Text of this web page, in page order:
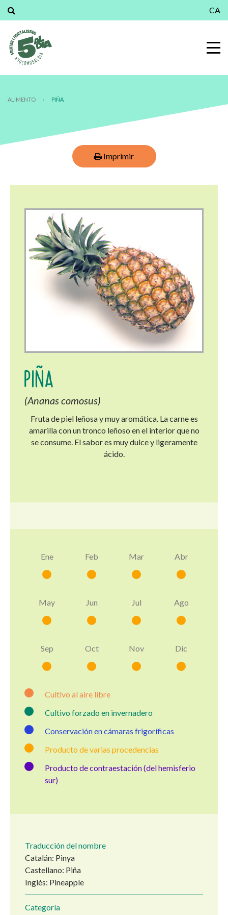
CA
ALIMENTO › PIÑA
Imprimir
PIÑA
(Ananas comosus)
Fruta de piel leñosa y muy aromática. La carne es
amarilla con un tronco leñoso en el interior que no
se consume. El sabor es muy dulce y ligeramente
ácido.
Ene Feb Mar Abr
May Jun Jul Ago
Sep Oct Nov Dic
Cultivo al aire libre
Cultivo forzado en invernadero
Conservación en cámaras frigoríficas
Producto de varias procedencias
Producto de contraestación (del hemisferio
sur)
Traducción del nombre
Catalán: Pinya
Castellano: Piña
Inglés: Pineapple
Categoría